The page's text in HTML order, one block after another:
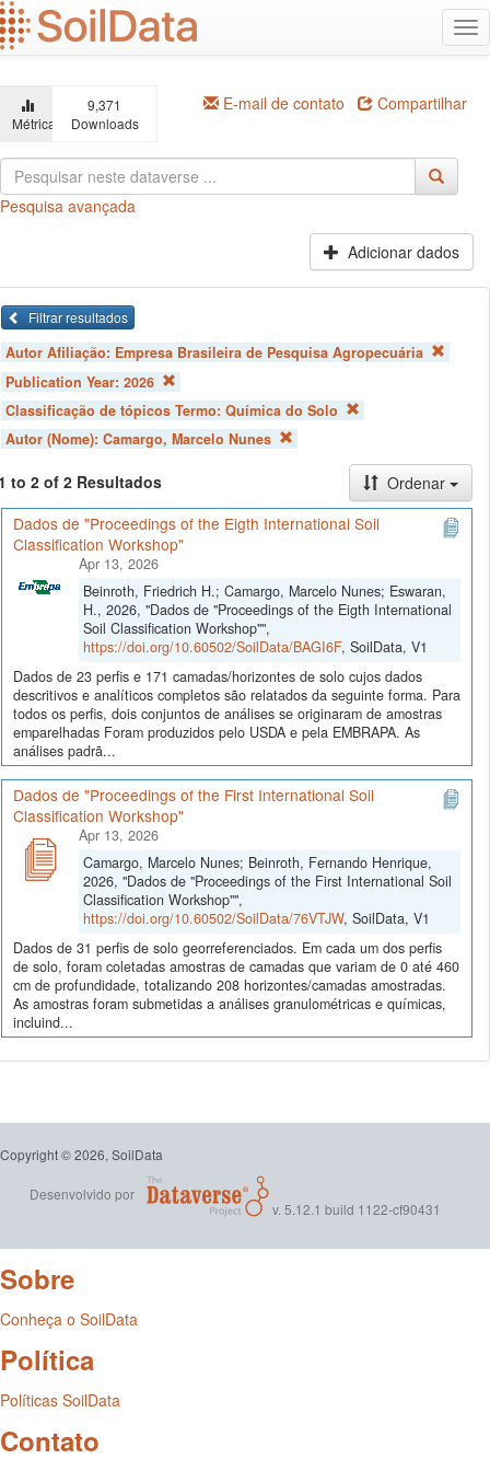
Ir
para
o
principal
Métricas
9,371
Downloads
E-mail de contato Compartilhar
Pesquisa avançada
Adicionar dados
Filtrar resultados
Autor Afiliação: Empresa Brasileira de Pesquisa Agropecuária
Publication Year: 2026
Classificação de tópicos Termo: Química do Solo
Autor (Nome): Camargo, Marcelo Nunes
to 2 of 2 Resultados
Ordenar
Dados de "Proceedings of the Eigth International Soil
Classification Workshop"
Apr 13, 2026
Beinroth, Friedrich H.; Camargo, Marcelo Nunes; Eswaran,
H., 2026, "Dados de "Proceedings of the Eigth International
Soil Classification Workshop"",
https://doi.org/10.60502/SoilData/BAGI6F, SoilData, V1
Dados de 23 perfis e 171 camadas/horizontes de solo cujos dados
descritivos e analíticos completos são relatados da seguinte forma. Para
todos os perfis, dois conjuntos de análises se originaram de amostras
emparelhadas Foram produzidos pelo USDA e pela EMBRAPA. As
análises padrã...
Dados de "Proceedings of the First International Soil
Classification Workshop"
Apr 13, 2026
Camargo, Marcelo Nunes; Beinroth, Fernando Henrique,
2026, "Dados de "Proceedings of the First International Soil
Classification Workshop"",
https://doi.org/10.60502/SoilData/76VTJW, SoilData, V1
Dados de 31 perfis de solo georreferenciados. Em cada um dos perfis
de solo, foram coletadas amostras de camadas que variam de 0 até 460
cm de profundidade, totalizando 208 horizontes/camadas amostradas.
As amostras foram submetidas a análises granulométricas e químicas,
incluind...
Copyright © 2026, SoilData
Desenvolvido por
v. 5.12.1 build 1122-cf90431
Sobre
Conheça o SoilData
Política
Políticas SoilData
Contato